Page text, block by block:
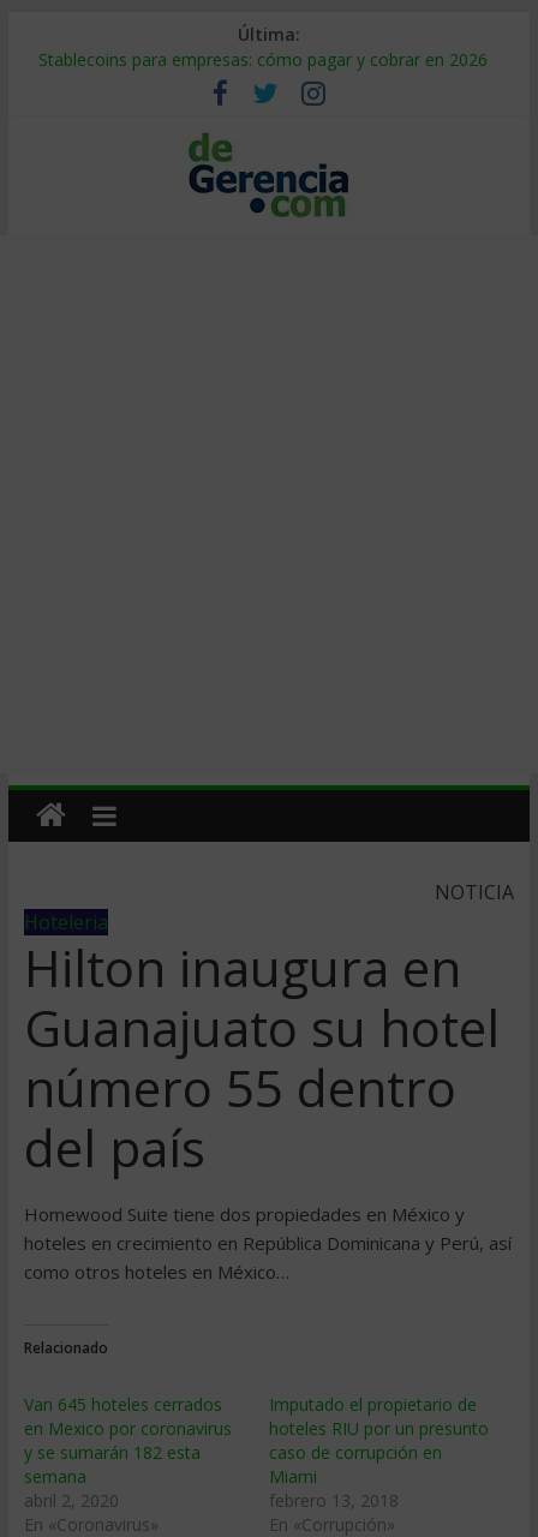
Última:
Stablecoins para empresas: cómo pagar y cobrar en 2026
Despido silencioso: qué es y por qué sale tan caro
IA en selección de personal: cómo auditarla a tiempo
Trabajo forzoso en la cadena de suministro: qué hacer
Mercado hispano de EE. UU.: cómo segmentarlo y venderle
NOTICIA
Hoteleria
Hilton inaugura en
Guanajuato su hotel
número 55 dentro
del país
Homewood Suite tiene dos propiedades en México y
hoteles en crecimiento en República Dominicana y Perú, así
como otros hoteles en México…
Relacionado
Van 645 hoteles cerrados
en Mexico por coronavirus
y se sumarán 182 esta
semana
abril 2, 2020
En «Coronavirus»
Imputado el propietario de
hoteles RIU por un presunto
caso de corrupción en
Miami
febrero 13, 2018
En «Corrupción»